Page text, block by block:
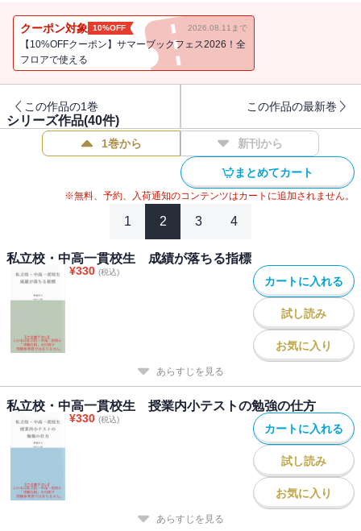
現在、私立校・中高一貫校に通われていて、今の学校での進級・進
学に不安がある方に、自分の進級・進学を、進路を深く考え、学校
での「定期テスト」「成績」の取り方を提案致します。
クーポン対象 10%OFF 2026.08.11まで
【10%OFFクーポン】サマーブックフェス2026！全
フロアで使える
この作品の1巻 この作品の最新巻
シリーズ作品(40件)
1巻から 新刊から
まとめてカート
※無料、予約、入荷通知のコンテンツはカートに追加されません。
1 2 3 4
私立校・中高一貫校生 成績が落ちる指標
¥330 (税込)
カートに入れる
試し読み
お気に入り
あらすじを見る
私立校・中高一貫校生 授業内小テストの勉強の仕方
¥330 (税込)
カートに入れる
試し読み
お気に入り
あらすじを見る